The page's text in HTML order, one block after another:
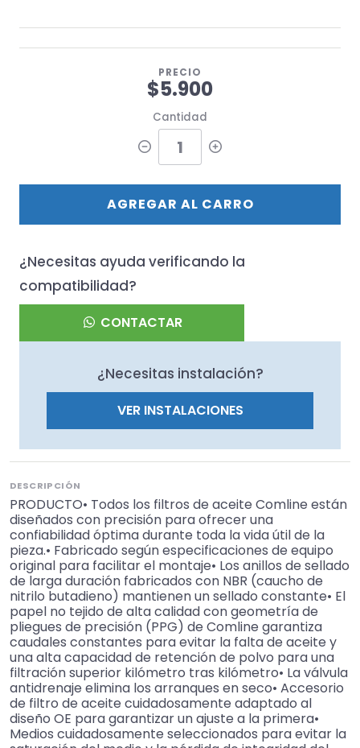
PRECIO
$5.900
Cantidad
AGREGAR AL CARRO
¿Necesitas ayuda verificando la
compatibilidad?
CONTACTAR
¿Necesitas instalación?
VER INSTALACIONES
DESCRIPCIÓN
PRODUCTO• Todos los filtros de aceite Comline están
diseñados con precisión para ofrecer una
confiabilidad óptima durante toda la vida útil de la
pieza.• Fabricado según especificaciones de equipo
original para facilitar el montaje• Los anillos de sellado
de larga duración fabricados con NBR (caucho de
nitrilo butadieno) mantienen un sellado constante• El
papel no tejido de alta calidad con geometría de
pliegues de precisión (PPG) de Comline garantiza
caudales constantes para evitar la falta de aceite y
una alta capacidad de retención de polvo para una
filtración superior kilómetro tras kilómetro• La válvula
antidrenaje elimina los arranques en seco• Accesorio
de filtro de aceite cuidadosamente adaptado al
diseño OE para garantizar un ajuste a la primera•
Medios cuidadosamente seleccionados para evitar la